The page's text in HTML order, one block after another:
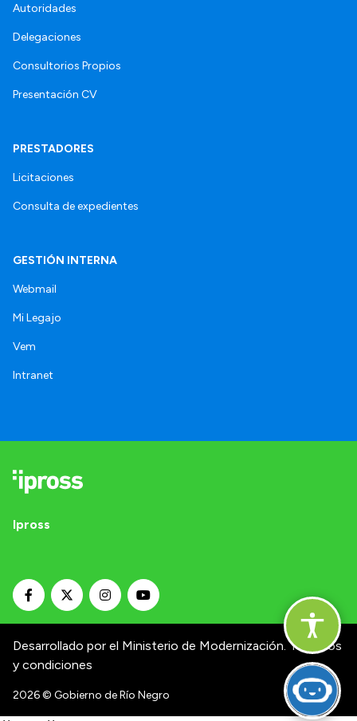
Autoridades
Delegaciones
Consultorios Propios
Presentación CV
PRESTADORES
Licitaciones
Consulta de expedientes
GESTIÓN INTERNA
Webmail
Mi Legajo
Vem
Intranet
Ipross
Desarrollado por el Ministerio de Modernización. Términos
y condiciones
2026© Gobierno de Río Negro